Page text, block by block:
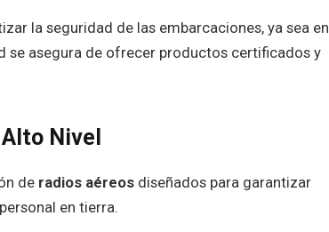
la seguridad de las embarcaciones, ya sea en
se asegura de ofrecer productos certificados y
Nivel
de radios aéreosdiseñados para garantizar
en tierra.